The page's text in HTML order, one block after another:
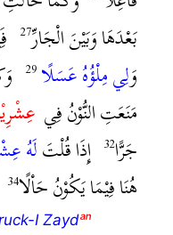
بَعْدَهَا وَبَيْنَ الْجَارِّ
وَلِي مِلْؤُهُ عَسَلًا
مَنَعَتِ النُّوْنُ فِي
جَرًّا
إِذَا قُلْتَلَهُ
هُنَا فِيْمَا يَكُوْنُ حَاْلًا
I Zaydᵃⁿ